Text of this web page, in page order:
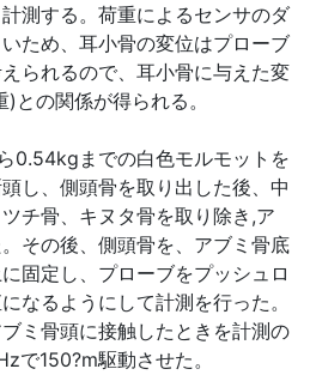
測する。荷重によるセンサのダ
ため、耳小骨の変位はプローブ
られるので、耳小骨に与えた変
との関係が得られる。
0.54kgまでの白色モルモットを
し、側頭骨を取り出した後、中
チ骨、キヌタ骨を取り除き,ア
その後、側頭骨を、アブミ骨底
固定し、プローブをプッシュロ
なるようにして計測を行った。
ミ骨頭に接触したときを計測の
で150?m駆動させた。